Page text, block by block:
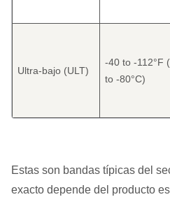
Ultra-bajo (ULT)
-40 to -112°F
to -80°C)
Estas son bandas típicas del
exacto depende del producto